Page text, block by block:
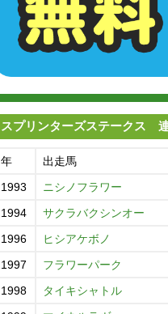
スプリンターズステークス
年 出走馬
1993
ニシノフラワー
1994
サクラバクシンオー
1996
ヒシアケボノ
1997
フラワーパーク
1998
タイキシャトル